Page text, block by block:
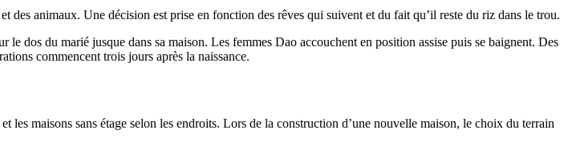
des animaux. Une décision est prise en fonction des rêves qui suivent et du fait qu’il reste du riz dans le trou.
dos du marié jusque dans sa maison. Les femmes Dao accouchent en position assise puis se baignent. Des
commencent trois jours après la naissance.
maisons sans étage selon les endroits. Lors de la construction d’une nouvelle maison, le choix du terrain